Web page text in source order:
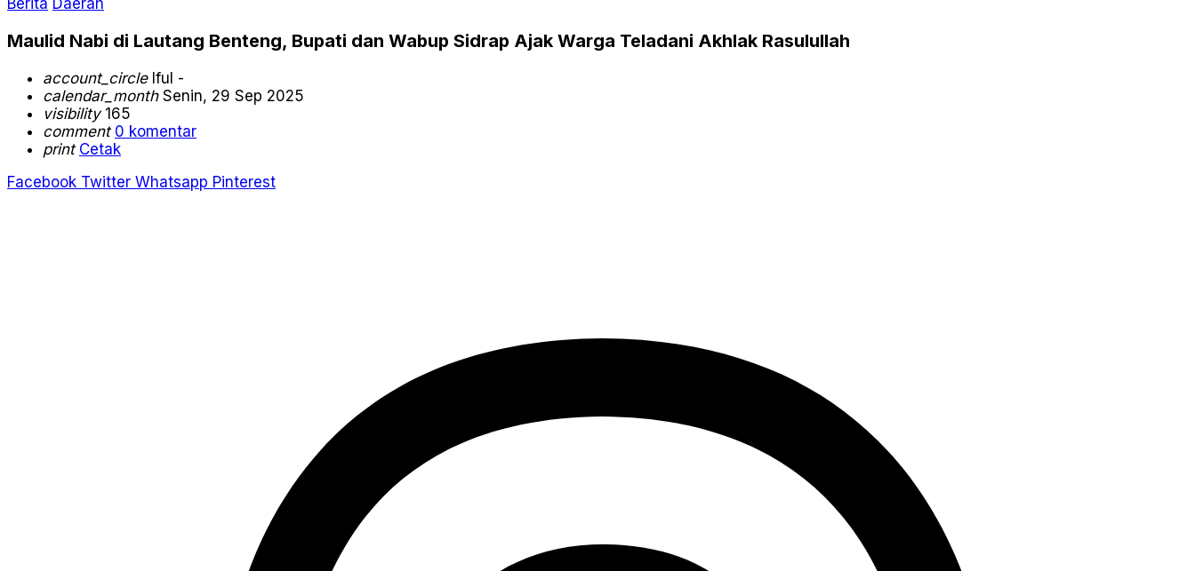
Berita Daerah
Maulid Nabi di Lautang Benteng, Bupati dan Wabup Sidrap Ajak Warga Teladani Akhlak Rasulullah
account_circleIful -
calendar_monthSenin, 29 Sep 2025
visibility165
comment 0 komentar
print Cetak
Facebook Twitter Whatsapp Pinterest